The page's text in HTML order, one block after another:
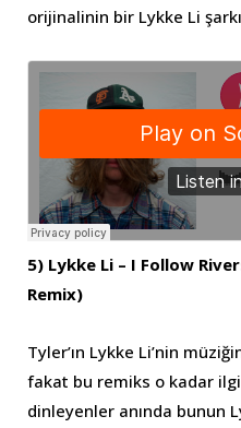
orijinalinin bir Lykke Li
5) Lykke Li – I Follow
Remix)
Tyler’ın Lykke Li’nin
fakat bu remiks o kadar
dinleyenler anında bunun